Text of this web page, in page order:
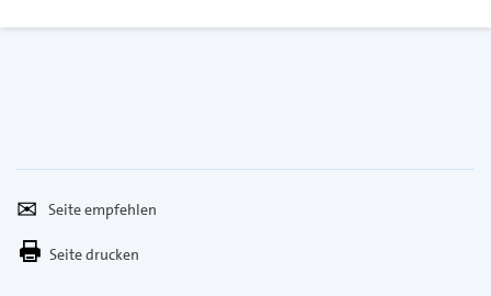
empfehlen
Per
E-
Seite drucken